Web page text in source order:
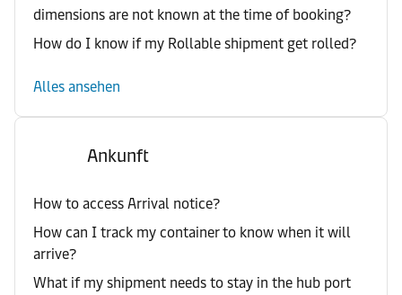
dimensions are not known at the time of booking?
How do I know if my Rollable shipment get rolled?
Alles ansehen
Ankunft
How to access Arrival notice?
How can I track my container to know when it will
arrive?
What if my shipment needs to stay in the hub port